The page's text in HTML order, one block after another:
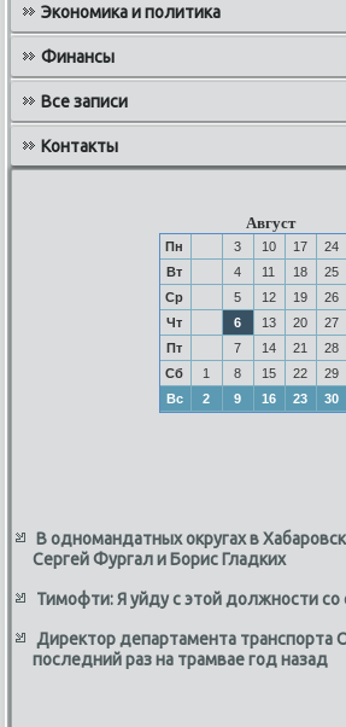
Экономика и политика
Финансы
Все записи
Контакты
Август
Пн 3 10 17 24
Вт
4 11 18
25
Ср
5 12 19
26
Чт
6 13 20
27
Пт
7 14 21
28
Сб
1 8 15 22
29
Вс
2 9 16 23 30
В одномандатных округах в
Сергей Фургал и Борис Гладких
Тимофти: Я уйду с этой должности
Директор департамента транспорта
последний раз на трамвае год назад